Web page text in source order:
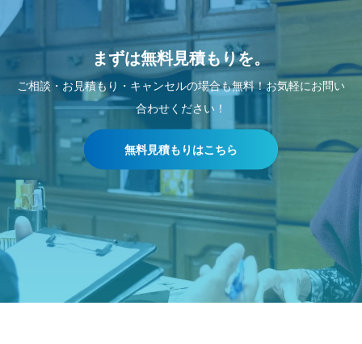
まずは無料見積もりを。
ご相談・お見積もり・キャンセルの場合も無料！お気軽にお問い
合わせください！
無料見積もりはこちら